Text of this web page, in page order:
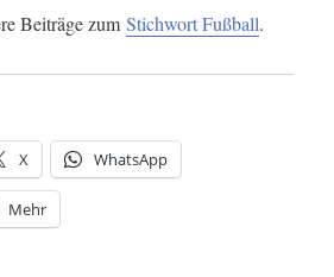
Beiträge zumStichwort Fußball.
X WhatsApp
Mehr